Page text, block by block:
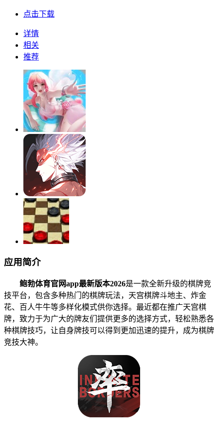
点击下载
详情
相关
推荐
应用简介
鲍勃体育官网app最新版本2026是一款全新升级的棋牌竞
技平台，包含多种热门的棋牌玩法，天宫棋牌斗地主、炸金
花、百人牛牛等多样化模式供你选择。最近都在推广天宫棋
牌，致力于为广大的牌友们提供更多的选择方式，轻松熟悉各
种棋牌技巧，让自身牌技可以得到更加迅速的提升，成为棋牌
竞技大神。